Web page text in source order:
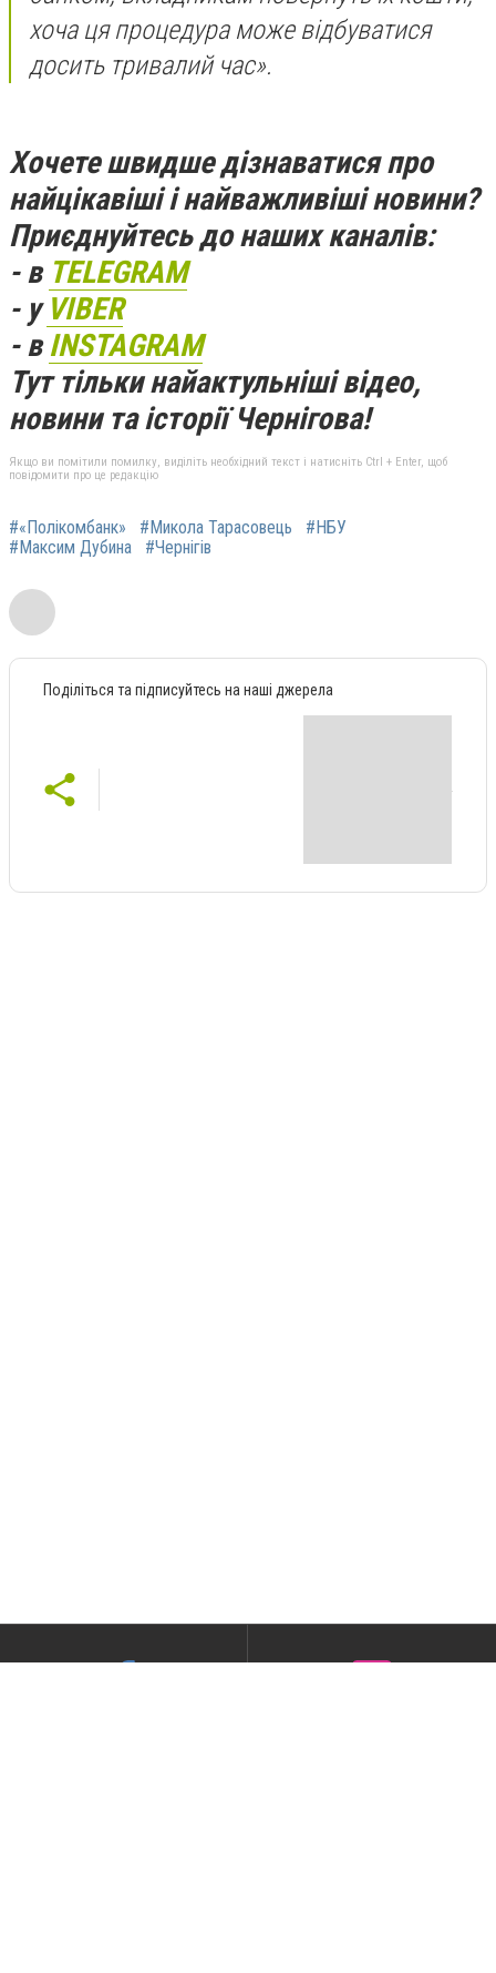
хоча ця процедура може відбуватися
досить тривалий час».
Хочете швидше дізнаватися про
найцікавіші і найважливіші новини?
Приєднуйтесь до наших каналів:
- в TELEGRAM
- у VIBER
- вINSTAGRAM
Тут тільки найактульніші відео,
новини та історії Чернігова!
Якщо ви помітили помилку, виділіть необхідний текст і натисніть Ctrl + Enter, щоб
повідомити про це редакцію
#«Полікомбанк» #Микола Тарасовець
#НБУ
#Максим Дубина
#Чернігів
Поділіться та підписуйтесь на наші джерела